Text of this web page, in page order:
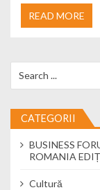
READ MORE
CATEGORII
BUSINESS
ROMANIA
Cultură